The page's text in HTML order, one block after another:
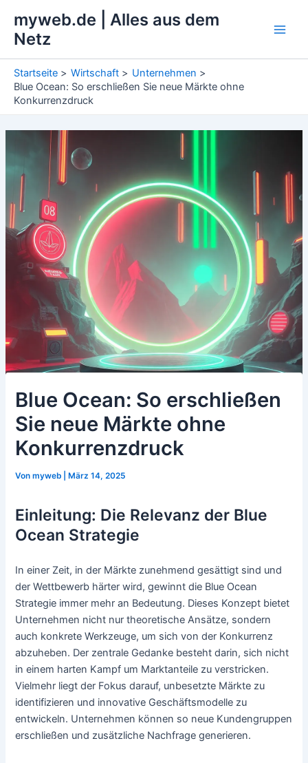
Inhalt
springen
myweb.de | Alles aus dem
Netz
Startseite Wirtschaft
Unternehmen
Blue Ocean: So erschließen Sie neue Märkte ohne
Konkurrenzdruck
Blue Ocean: So erschließen
Sie neue Märkte ohne
Konkurrenzdruck
Vonmyweb März 14, 2025
Einleitung: Die Relevanz der Blue
Ocean Strategie
In einer Zeit, in der Märkte zunehmend gesättigt sind und
der Wettbewerb härter wird, gewinnt die Blue Ocean
Strategie immer mehr an Bedeutung. Dieses Konzept bietet
Unternehmen nicht nur theoretische Ansätze, sondern
auch konkrete Werkzeuge, um sich von der Konkurrenz
abzuheben. Der zentrale Gedanke besteht darin, sich nicht
in einem harten Kampf um Marktanteile zu verstricken.
Vielmehr liegt der Fokus darauf, unbesetzte Märkte zu
identifizieren und innovative Geschäftsmodelle zu
entwickeln. Unternehmen können so neue Kundengruppen
erschließen und zusätzliche Nachfrage generieren.